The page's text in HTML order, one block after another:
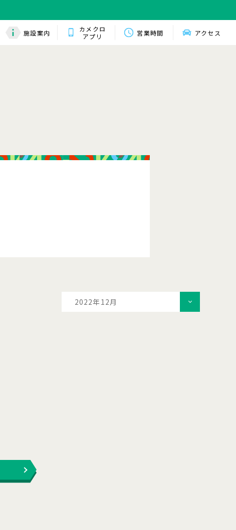
施設案内
カメクロ
アプリ
営業時間 アクセス
2022年12月